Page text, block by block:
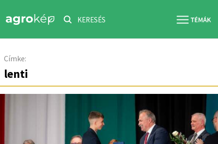
KERESÉS
Címke:
lenti